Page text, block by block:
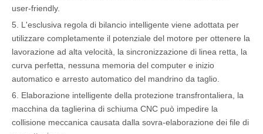
user-friendly.
5. L'esclusiva regola di bilancio intelligente viene adottata per
utilizzare completamente il potenziale del motore per ottenere la
lavorazione ad alta velocità, la sincronizzazione di linea retta, la
curva perfetta, nessuna memoria del computer e inizio
automatico e arresto automatico del mandrino da taglio.
6. Elaborazione intelligente della protezione transfrontaliera, la
macchina da taglierina di schiuma CNC può impedire la
collisione meccanica causata dalla sovra-elaborazione dei file di